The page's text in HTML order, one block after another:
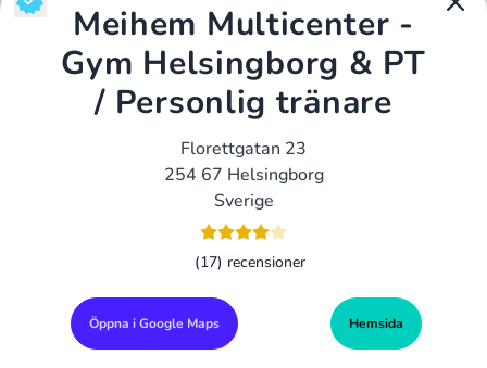
Meihem Multicenter -
Gym Helsingborg & PT
/ Personlig tränare
Florettgatan 23
254 67 Helsingborg
Sverige
(17) recensioner
Öppna i Google Maps Hemsida